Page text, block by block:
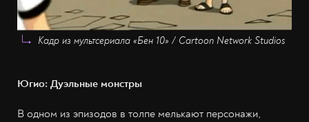
Кадр из мультсериала «Бен 10» / Cartoon Network Studios
Югио: Дуэльные монстры
В одном из эпизодов в толпе мелькают персонажи,